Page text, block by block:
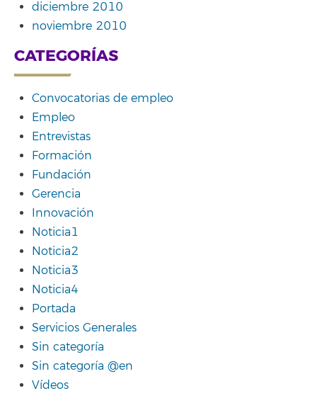
diciembre 2010
noviembre 2010
CATEGORÍAS
Convocatorias de empleo
Empleo
Entrevistas
Formación
Fundación
Gerencia
Innovación
Noticia1
Noticia2
Noticia3
Noticia4
Portada
Servicios Generales
Sin categoría
Sin categoría @en
Vídeos